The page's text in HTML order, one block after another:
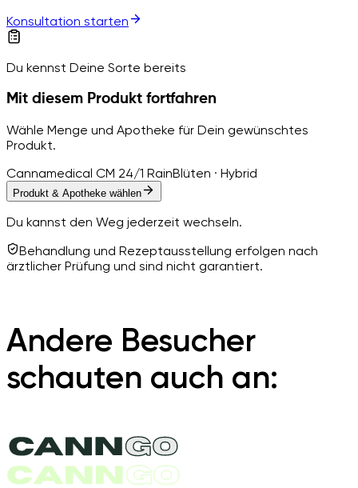
Konsultation starten
Du kennst Deine Sorte bereits
Mit diesem Produkt fortfahren
Wähle Menge und Apotheke für Dein gewünschtes
Produkt.
Cannamedical CM 24/1 RainBlüten · Hybrid
Produkt & Apotheke wählen
Du kannst den Weg jederzeit wechseln.
Behandlung und Rezeptausstellung erfolgen nach
ärztlicher Prüfung und sind nicht garantiert.
Andere Besucher
schauten auch an: